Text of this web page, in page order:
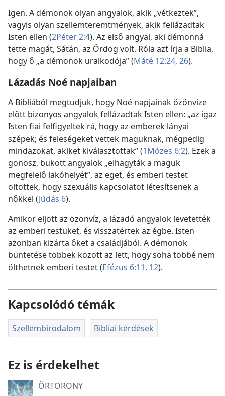
Igen. A démonok olyan angyalok, akik „vétkeztek”,
vagyis olyan szellemteremtmények, akik fellázadtak
Isten ellen (2Péter 2:4). Az első angyal, aki démonná
tette magát, Sátán, az Ördög volt. Róla azt írja a Biblia,
hogy ő „a démonok uralkodója” (Máté 12:24, 26).
Lázadás Noé napjaiban
A Bibliából megtudjuk, hogy Noé napjainak özönvize
előtt bizonyos angyalok fellázadtak Isten ellen: „az igaz
Isten fiai felfigyeltek rá, hogy az emberek lányai
szépek; és feleségeket vettek maguknak, mégpedig
mindazokat, akiket kiválasztottak” (1Mózes 6:2). Ezek a
gonosz, bukott angyalok „elhagyták a maguk
megfelelő lakóhelyét”, az eget, és emberi testet
öltöttek, hogy szexuális kapcsolatot létesítsenek a
nőkkel (Júdás 6).
Amikor eljött az özönvíz, a lázadó angyalok levetették
az emberi testüket, és visszatértek az égbe. Isten
azonban kizárta őket a családjából. A démonok
büntetése többek között az lett, hogy soha többé nem
ölthetnek emberi testet (Efézus 6:11, 12).
Kapcsolódó témák
Szellembirodalom Bibliai kérdések
Ez is érdekelhet
ŐRTORONY